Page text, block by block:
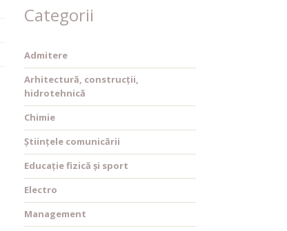
Categorii
Admitere
Arhitectură, construcții,
hidrotehnică
Chimie
Științele comunicării
Educație fizică și sport
Electro
Management